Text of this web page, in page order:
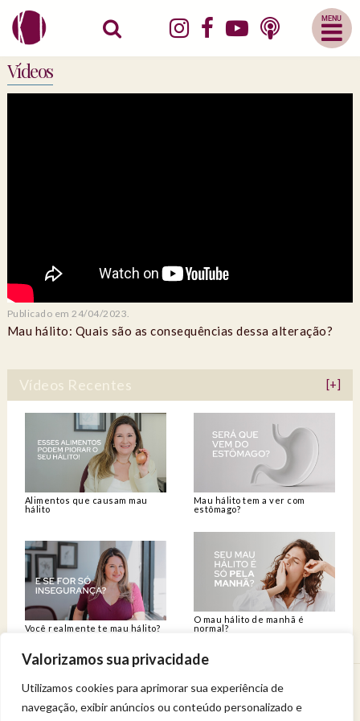
Valorizamos sua privacidade
Utilizamos cookies para aprimorar sua experiência de
navegação, exibir anúncios ou conteúdo personalizado e
Abrir
Menu
Mobile
Vídeos
Publicado em 24/04/2023.
Mau hálito: Quais são as consequências dessa alteração?
Vídeos Recentes [+]
Alimentos que causam mau
hálito
Mau hálito tem a ver com
estômago?
Você realmente te mau hálito?
O mau hálito de manhã é
normal?
Venha viver uma experiência de bem-estar.
Entregue a sua saúde a uma profissional qualificada.